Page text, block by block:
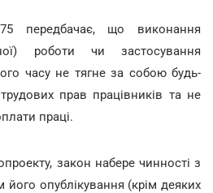
передбачає, що виконання
роботи чи застосування
часу не тягне за собою будь-
прав працівників та не
праці.
закон набере чинності з
опублікування (крім деяких